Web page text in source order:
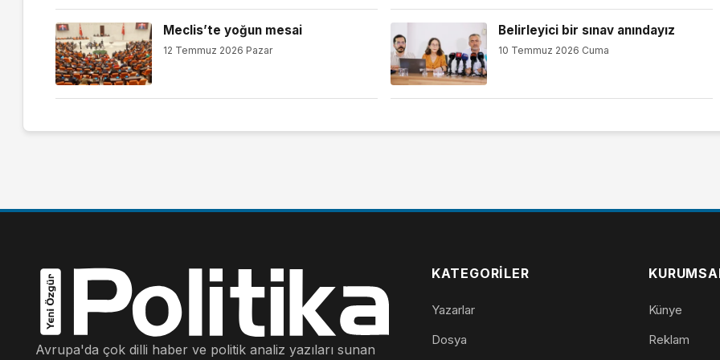
Meclis’te yoğun mesai
12 Temmuz 2026 Pazar
Belirleyici bir sınav anındayız
10 Temmuz 2026 Cuma
Avrupa'da çok dilli haber ve politik analiz yazıları sunan
KATEGORILER
Yazarlar
Dosya
Künye
Reklam